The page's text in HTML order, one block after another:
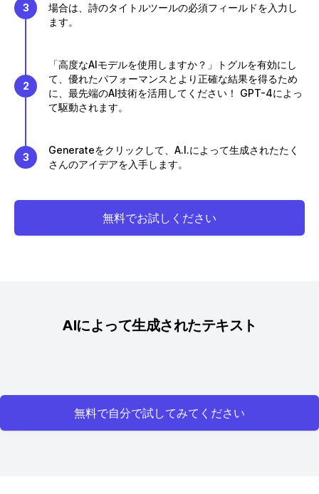
3
場合は、詩のタイトルツールの必須フィールドを入力し
ます。
2
「高度なAIモデルを使用しますか？」トグルを有効にし
て、優れたパフォーマンスとより正確な結果を得るため
に、最先端のAI技術を活用してください！ GPT-4によっ
て駆動されます。
3
Generateをクリックして、A.I.によって生成されたたく
さんのアイデアを入手します。
無料でお試しください
AIによって生成されたテキスト
無料で自分で試してみてください